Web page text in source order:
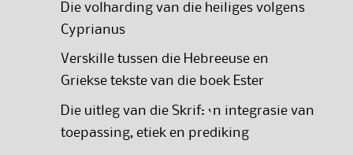
Die volharding van die heiliges volgens
Cyprianus
Verskille tussen die Hebreeuse en
Griekse tekste van die boek Ester
Die uitleg van die Skrif: ‘n integrasie van
toepassing, etiek en prediking